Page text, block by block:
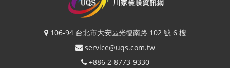
106-94 台北市大安區光復南路 102 號 6 樓
service@uqs.com.tw
+886 2-8773-9330